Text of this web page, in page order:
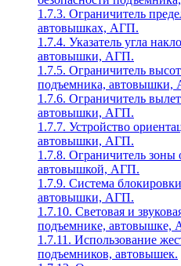
1.7.3. Ограничитель
автовышках, АГП.
1.7.4. Указатель угла
автовышки, АГП.
1.7.5. Ограничитель
подъемника, автовышки,
1.7.6. Ограничитель
автовышки, АГП.
1.7.7. Устройство
автовышки, АГП.
1.7.8. Ограничитель
автовышкой, АГП.
1.7.9. Система
автовышки, АГП.
1.7.10. Световая и
подъемнике, автовышке,
1.7.11. Использование
подъемников, автовышек.